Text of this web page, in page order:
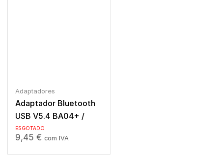
Adaptadores
Adaptador Bluetooth
USB V5.4 BA04+ /
BASEUS
ESGOTADO
9,45 € com IVA